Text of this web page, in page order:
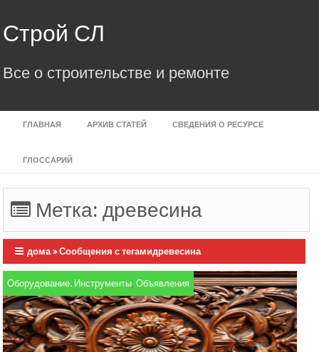
to
content
Строй СЛ
Все о строительстве и ремонте
ГЛАВНАЯ АРХИВ СТАТЕЙ СВЕДЕНИЯ О РЕСУРСЕ
ГЛОССАРИЙ
Метка:древесина
дома»Сообщения с тегамидревесина
Оборудование. Инструменты ,Объявления